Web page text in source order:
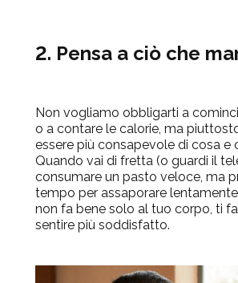
2. Pensa a ciò che
Non vogliamo obbligarti a
o a contare le calorie, ma
essere più consapevole di cosa e
Quando vai di fretta (o guardi il
consumare un pasto veloce, ma
tempo per assaporare
non fa bene solo al tuo corpo, ti
sentire più soddisfatto.